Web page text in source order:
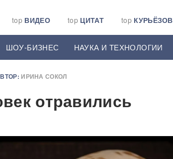
top ВИДЕО top ЦИТАТ top КУРЬЁЗОВ
ШОУ-БИЗНЕС НАУКА И ТЕХНОЛОГИИ
ИРИНА СОКОЛ
отравились